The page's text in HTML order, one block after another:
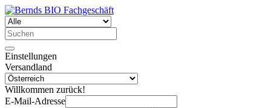
Einstellungen
Versandland
Willkommen zurück!
E-Mail-Adresse